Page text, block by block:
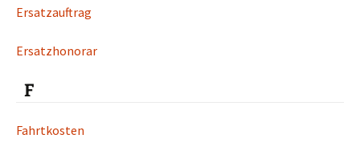
Ersatzauftrag
Ersatzhonorar
F
Fahrtkosten